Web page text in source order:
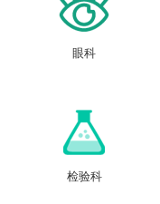
眼科
检验科